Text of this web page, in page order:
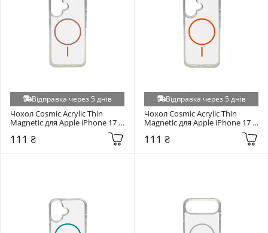
Відправка через 5 днів
Чохол Cosmic Acrylic Thin
Magnetic для Apple iPhone 17
111 ₴
Відправка через 5 днів
Чохол Cosmic Acrylic Thin
Magnetic для Apple iPhone 17
111 ₴